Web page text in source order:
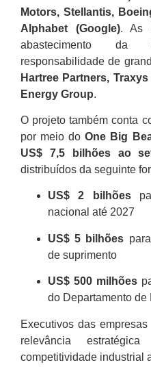
Motors, Stellantis,
Alphabet (Google). As
abastecimento da
responsabilidade de
Hartree Partners,
Energy Group.
O projeto também conta
por meio doOne Big
US$ 7,5 bilhões ao
distribuídos da seguinte
US$ 2 bilhões
nacional até 2027
US$ 5 bilhões
de suprimento
US$ 500 milhões
do Departamento de
Executivos das
relevância
competitividade industrial